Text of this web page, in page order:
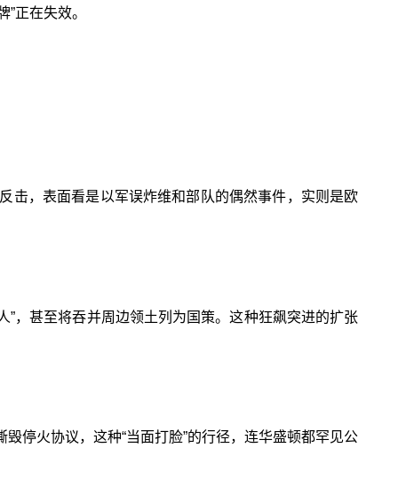
正在失效。
击，表面看是以军误炸维和部队的偶然事件，实则是欧
”，甚至将吞并周边领土列为国策。这种狂飙突进的扩张
停火协议，这种“当面打脸”的行径，连华盛顿都罕见公